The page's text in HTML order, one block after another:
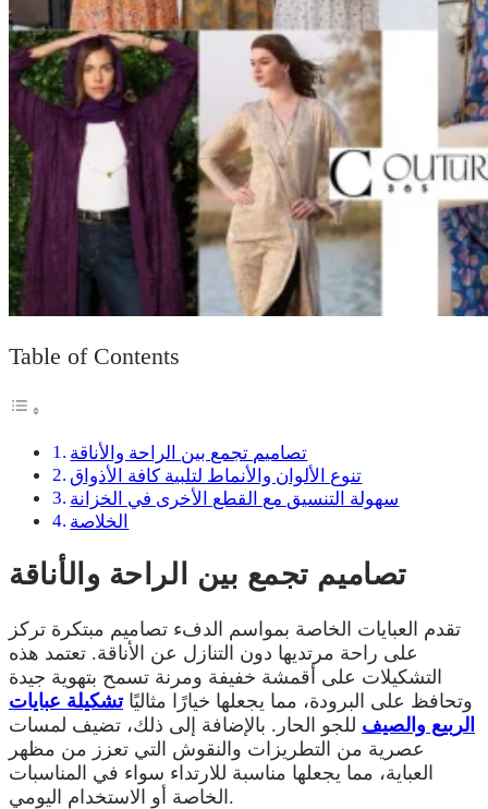
Table of Contents
تصاميم تجمع بين الراحة والأناقة
تنوع الألوان والأنماط لتلبية كافة الأذواق
سهولة التنسيق مع القطع الأخرى في الخزانة
الخلاصة
تصاميم تجمع بين الراحة والأناقة
تقدم العبايات الخاصة بمواسم الدفء تصاميم مبتكرة تركز
على راحة مرتديها دون التنازل عن الأناقة. تعتمد هذه
التشكيلات على أقمشة خفيفة ومرنة تسمح بتهوية جيدة
وتحافظ على البرودة، مما يجعلها خيارًا مثاليًاتشكيلة عبايات
الربيع والصيف للجو الحار. بالإضافة إلى ذلك، تضيف لمسات
عصرية من التطريزات والنقوش التي تعزز من مظهر
العباية، مما يجعلها مناسبة للارتداء سواء في المناسبات
الخاصة أو الاستخدام اليومي.